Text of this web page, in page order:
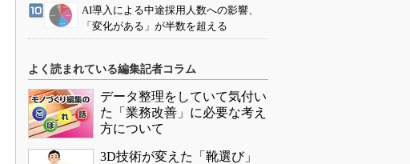
AI導入による中途採用人数への影響、
「変化がある」が半数を超える
よく読まれている編集記者コラム
データ整理をしていて気付い
た「業務改善」に必要な考え
方について
3D技術が変えた「靴選び」